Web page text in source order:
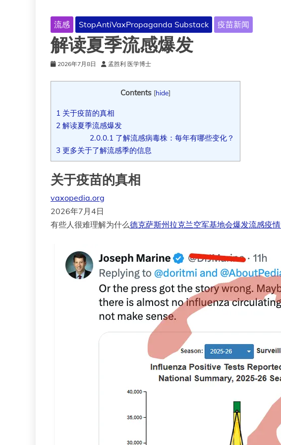
流感 StopAntiVaxPropaganda Substack 疫苗新闻
解读夏季流感爆发
2026年7月8日 孟胜利 医学博士
Contents [hide]
1 关于疫苗的真相
2 解读夏季流感爆发
2.0.0.1 了解流感病毒株：每年有哪些变化？
3 更多关于了解流感季的信息
关于疫苗的真相
vaxopedia.org
2026年7月4日
有些人很难理解为什么德克萨斯州拉克兰空军基地会爆发流感疫情